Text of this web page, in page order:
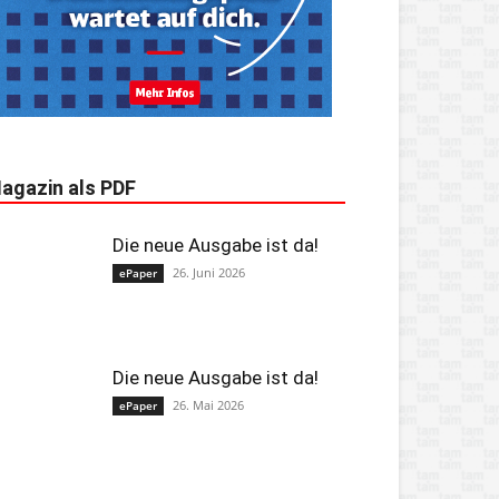
als PDF
Die neue Ausgabe ist da!
ePaper 26. Juni 2026
Die neue Ausgabe ist da!
ePaper 26. Mai 2026